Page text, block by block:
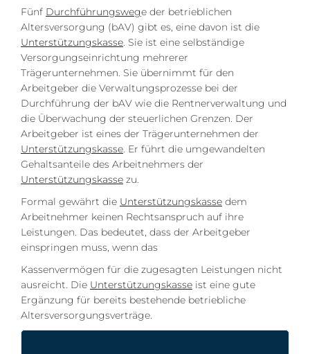
Fünf Durchführungswege der betrieblichen
Altersversorgung (bAV) gibt es, eine davon ist die
Unterstützungskasse. Sie ist eine selbständige
Versorgungseinrichtung mehrerer
Trägerunternehmen. Sie übernimmt für den
Arbeitgeber die Verwaltungsprozesse bei der
Durchführung der bAV wie die Rentnerverwaltung und
die Überwachung der steuerlichen Grenzen. Der
Arbeitgeber ist eines der Trägerunternehmen der
Unterstützungskasse. Er führt die umgewandelten
Gehaltsanteile des Arbeitnehmers der
Unterstützungskasse zu.
Formal gewährt die Unterstützungskasse dem
Arbeitnehmer keinen Rechtsanspruch auf ihre
Leistungen. Das bedeutet, dass der Arbeitgeber
einspringen muss, wenn das
Kassenvermögen für die zugesagten Leistungen nicht
ausreicht. Die Unterstützungskasse ist eine gute
Ergänzung für bereits bestehende betriebliche
Altersversorgungsverträge.